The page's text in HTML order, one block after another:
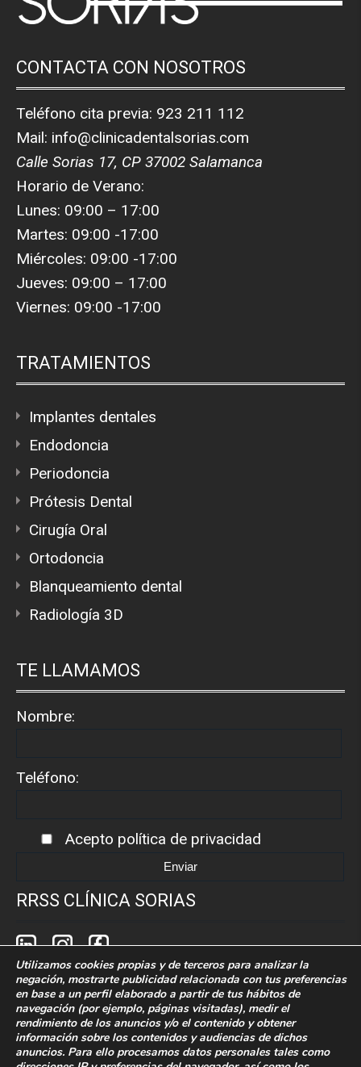
CONTACTA CON NOSOTROS
Teléfono cita previa: 923 211 112
Mail: info@clinicadentalsorias.com
Calle Sorias 17, CP 37002 Salamanca
Horario de Verano:
Lunes: 09:00 – 17:00
Martes: 09:00 -17:00
Miércoles: 09:00 -17:00
Jueves: 09:00 – 17:00
Viernes: 09:00 -17:00
TRATAMIENTOS
Implantes dentales
Endodoncia
Periodoncia
Prótesis Dental
Cirugía Oral
Ortodoncia
Blanqueamiento dental
Radiología 3D
TE LLAMAMOS
Nombre:
Teléfono:
Acepto política de privacidad
RRSS CLÍNICA SORIAS
Política de cookies
Politica de privacidad
Aaviso legal
Utilizamos cookies propias y de terceros para analizar la
negación, mostrarte publicidad relacionada con tus preferencias
en base a un perfil elaborado a partir de tus hábitos de
navegación (por ejemplo, páginas visitadas), medir el
rendimiento de los anuncios y/o el contenido y obtener
información sobre los contenidos y audiencias de dichos
anuncios. Para ello procesamos datos personales tales como